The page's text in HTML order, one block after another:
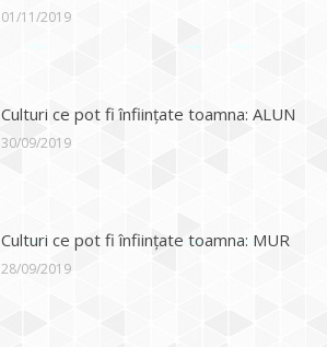
01/11/2019
Culturi ce pot fi înființate toamna: ALUN
30/09/2019
Culturi ce pot fi înființate toamna: MUR
28/09/2019